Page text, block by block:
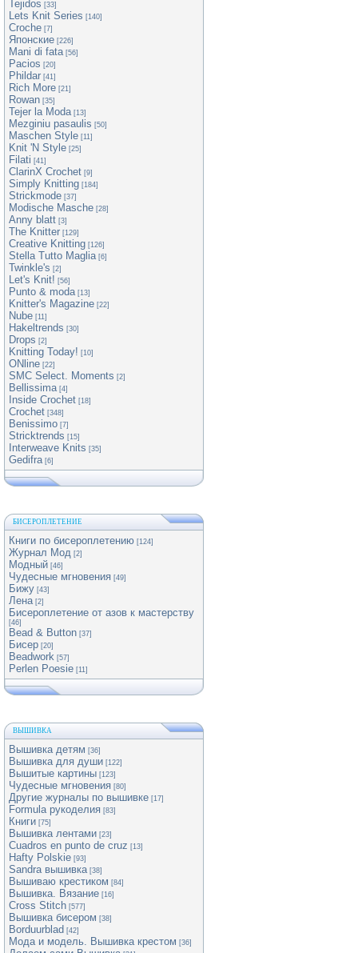
Tejidos [33]
Lets Knit Series [140]
Croche [7]
Японские [226]
Mani di fata [56]
Pacios [20]
Phildar [41]
Rich More [21]
Rowan [35]
Tejer la Moda [13]
Mezginiu pasaulis [50]
Maschen Style [11]
Knit 'N Style [25]
Filati [41]
ClarinX Crochet [9]
Simply Knitting [184]
Strickmode [37]
Modische Masche [28]
Anny blatt [3]
The Knitter [129]
Creative Knitting [126]
Stella Tutto Maglia [6]
Twinkle's [2]
Let's Knit! [56]
Punto & moda [13]
Knitter's Magazine [22]
Nube [11]
Hakeltrends [30]
Drops [2]
Knitting Today! [10]
ONline [22]
SMC Select. Moments [2]
Bellissima [4]
Inside Crochet [18]
Crochet [348]
Benissimo [7]
Stricktrends [15]
Interweave Knits [35]
Gedifra [6]
БИСЕРОПЛЕТЕНИЕ
Книги по бисероплетению [124]
Журнал Мод [2]
Модный [46]
Чудесные мгновения [49]
Бижу [43]
Лена [2]
Бисероплетение от азов к мастерству
[46]
Bead & Button [37]
Бисер [20]
Beadwork [57]
Perlen Poesie [11]
ВЫШИВКА
Вышивка детям [36]
Вышивка для души [122]
Вышитые картины [123]
Чудесные мгновения [80]
Другие журналы по вышивке [17]
Formula рукоделия [83]
Книги [75]
Вышивка лентами [23]
Cuadros en punto de cruz [13]
Hafty Polskie [93]
Sandra вышивка [38]
Вышиваю крестиком [84]
Вышивка. Вязание [16]
Cross Stitch [577]
Вышивка бисером [38]
Borduurblad [42]
Мода и модель. Вышивка крестом [36]